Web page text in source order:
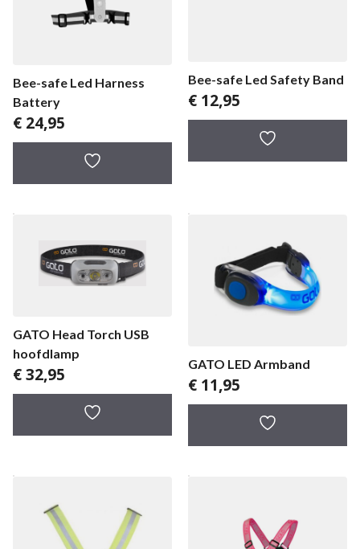
Bee-safe Led Harness
Battery
€ 24,95
Bee-safe Led Safety Band
€ 12,95
GATO Head Torch USB
hoofdlamp
€32,95 GATO LED Armband
€ 11,95